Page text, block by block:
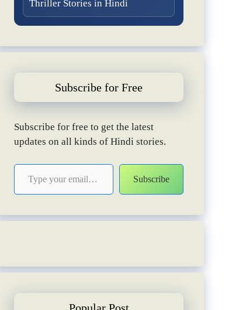
Thriller Stories in Hindi
Subscribe for Free
Subscribe for free to get the latest
updates on all kinds of Hindi stories.
Type your email…
Subscribe
Popular Post